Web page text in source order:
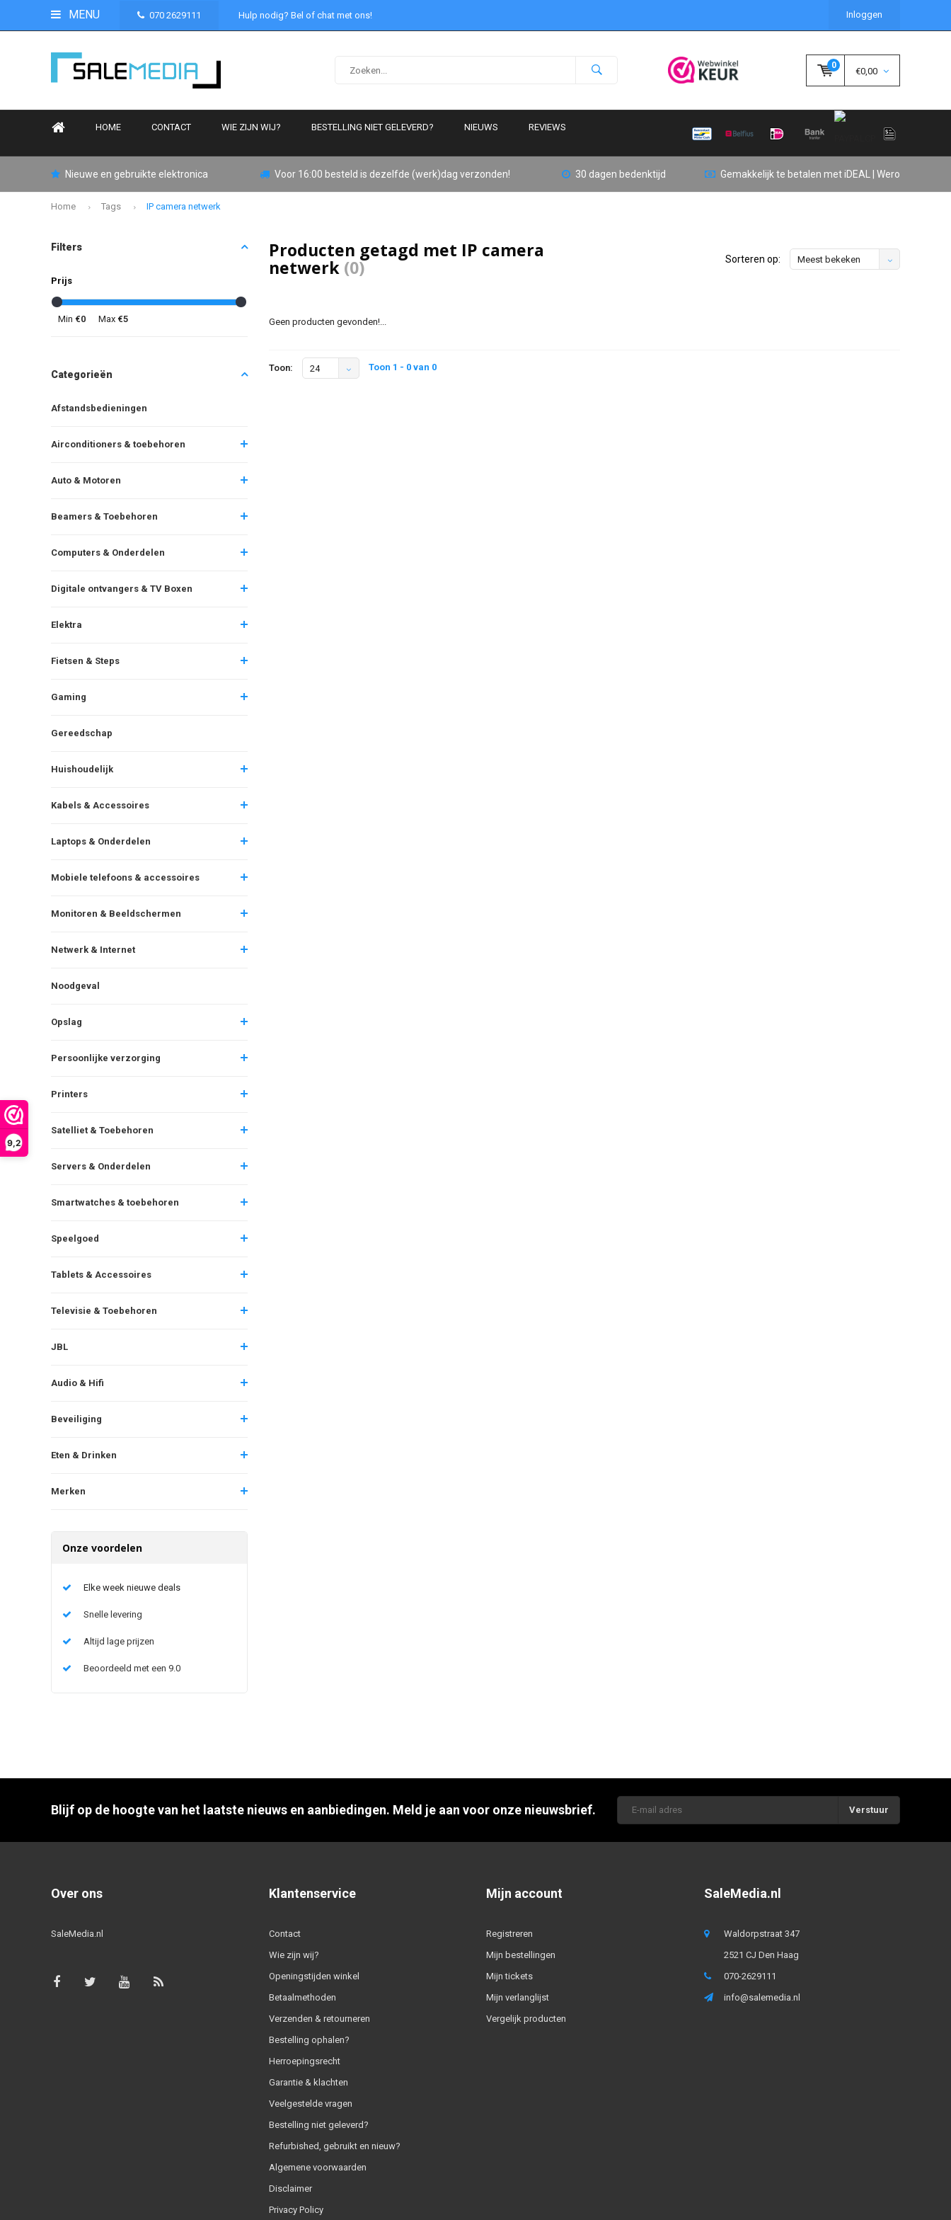
9,2
MENU 070 2629111 Hulp nodig? Bel of chat met ons! Inloggen
0
€0,00
HOME CONTACT WIE ZIJN WIJ? BESTELLING NIET GELEVERD? NIEUWS REVIEWS
Nieuwe en gebruikte elektronica Voor 16:00 besteld is dezelfde (werk)dag verzonden! 30 dagen bedenktijd Gemakkelijk te betalen met iDEAL | Wero
Home Tags IP camera netwerk
Filters
Prijs
Min €0 Max €5
Categorieën
Afstandsbedieningen
Airconditioners & toebehoren
Auto & Motoren
Beamers & Toebehoren
Computers & Onderdelen
Digitale ontvangers & TV Boxen
Elektra
Fietsen & Steps
Gaming
Gereedschap
Huishoudelijk
Kabels & Accessoires
Laptops & Onderdelen
Mobiele telefoons & accessoires
Monitoren & Beeldschermen
Netwerk & Internet
Noodgeval
Opslag
Persoonlijke verzorging
Printers
Satelliet & Toebehoren
Servers & Onderdelen
Smartwatches & toebehoren
Speelgoed
Tablets & Accessoires
Televisie & Toebehoren
JBL
Audio & Hifi
Beveiliging
Eten & Drinken
Merken
Onze voordelen
Elke week nieuwe deals
Snelle levering
Altijd lage prijzen
Beoordeeld met een 9.0
Producten getagd met IP camera
netwerk (0) Sorteren op: Meest bekeken
Geen producten gevonden!...
Toon: 24 Toon 1 - 0 van 0
Blijf op de hoogte van het laatste nieuws en aanbiedingen. Meld je aan voor onze nieuwsbrief. Verstuur
Over ons
SaleMedia.nl
Klantenservice
Contact
Wie zijn wij?
Openingstijden winkel
Betaalmethoden
Verzenden & retourneren
Bestelling ophalen?
Herroepingsrecht
Garantie & klachten
Veelgestelde vragen
Bestelling niet geleverd?
Refurbished, gebruikt en nieuw?
Algemene voorwaarden
Disclaimer
Privacy Policy
Mijn account
Registreren
Mijn bestellingen
Mijn tickets
Mijn verlanglijst
Vergelijk producten
SaleMedia.nl
Waldorpstraat 347
2521 CJ Den Haag
070-2629111
info@salemedia.nl